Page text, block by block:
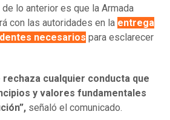
lo anterior es que la Armada
con las autoridades en la entrega
necesarios para esclarecer
rechaza cualquier conducta que
y valores fundamentales
señaló el comunicado.